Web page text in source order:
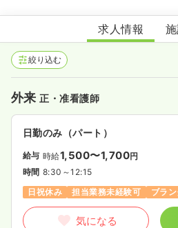
武田耳鼻咽喉
求人情報
絞り込む
外来正・准看護師
日勤のみ（パート）
給与 時給1,500〜1,700円
時間 8:30～12:15
日祝休み
担当業務未経験可 ブラ
気になる